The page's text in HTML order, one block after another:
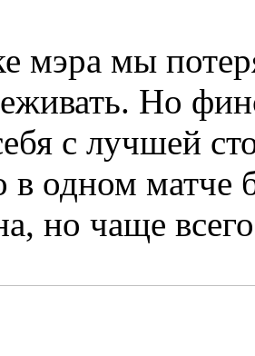
мэра мы
Но
с лучшей
в одном матче
но чаще